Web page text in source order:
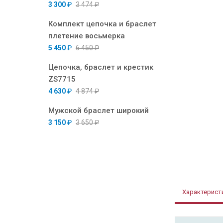
3 300₽ 3 474₽
Комплект цепочка и браслет
плетение восьмерка
5 450₽ 6 450₽
Цепочка, браслет и крестик
ZS7715
4 630₽ 4 874₽
Мужской браслет широкий
3 150₽ 3 650₽